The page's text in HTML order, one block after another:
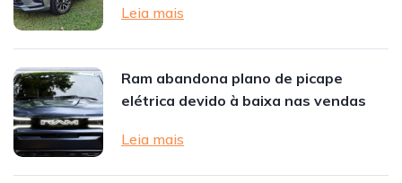
Leia mais
Ram abandona plano de picape
elétrica devido à baixa nas vendas
Leia mais